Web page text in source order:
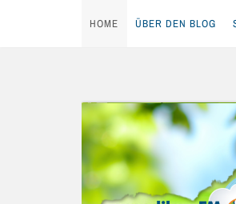
content
HOME ÜBER DEN BLOG